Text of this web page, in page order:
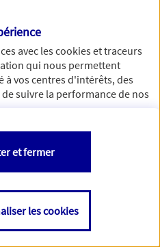
joindre via notre page de
avec lescookies et traceurs
qui nous permettent
vos centres d'intérêts, des
suivre la performance de nos
de les refuser comme de
allant sur
cookiesles cookies
et fermer